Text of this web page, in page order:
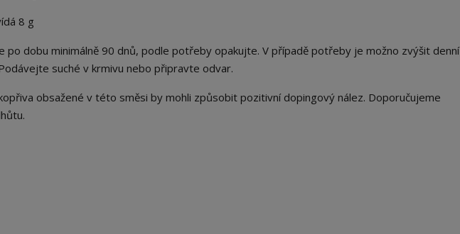
8 g
po dobu minimálně 90 dnů, podle potřeby opakujte. V případě potřeby je možno zvýšit denní
suché v krmivu nebo připravte odvar.
obsažené v této směsi by mohli způsobit pozitivní dopingový nález. Doporučujeme